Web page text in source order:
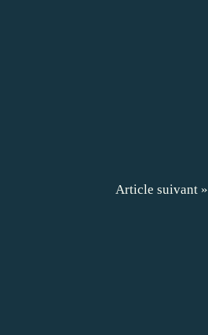
Article suivant »